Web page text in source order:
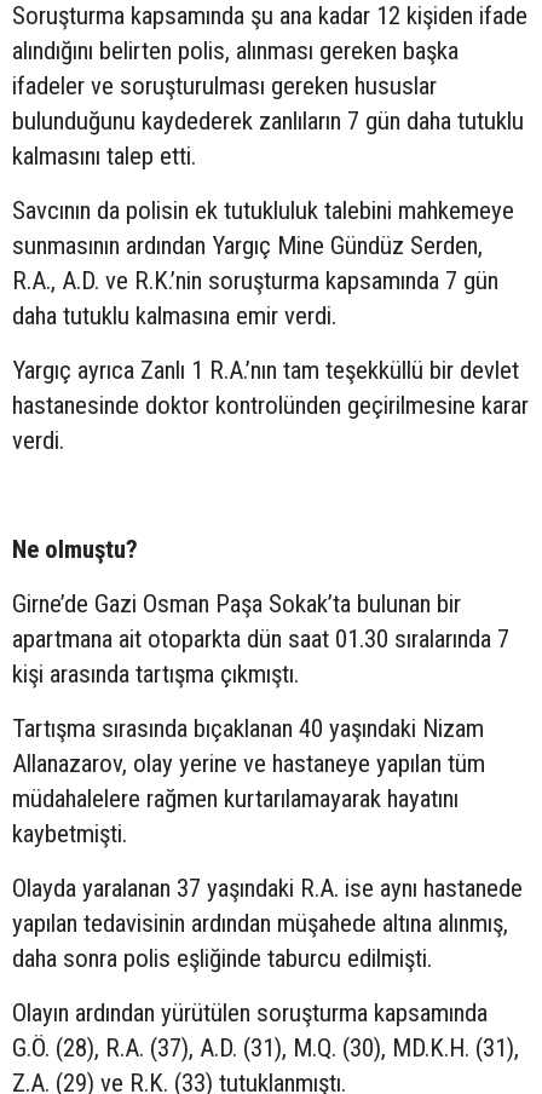
Soruşturma kapsamında şu ana kadar 12 kişiden ifade
alındığını belirten polis, alınması gereken başka
ifadeler ve soruşturulması gereken hususlar
bulunduğunu kaydederek zanlıların 7 gün daha tutuklu
kalmasını talep etti.
Savcının da polisin ek tutukluluk talebini mahkemeye
sunmasının ardından Yargıç Mine Gündüz Serden,
R.A., A.D. ve R.K.’nin soruşturma kapsamında 7 gün
daha tutuklu kalmasına emir verdi.
Yargıç ayrıca Zanlı 1 R.A.’nın tam teşekküllü bir devlet
hastanesinde doktor kontrolünden geçirilmesine karar
verdi.
Ne olmuştu?
Girne’de Gazi Osman Paşa Sokak’ta bulunan bir
apartmana ait otoparkta dün saat 01.30 sıralarında 7
kişi arasında tartışma çıkmıştı.
Tartışma sırasında bıçaklanan 40 yaşındaki Nizam
Allanazarov, olay yerine ve hastaneye yapılan tüm
müdahalelere rağmen kurtarılamayarak hayatını
kaybetmişti.
Olayda yaralanan 37 yaşındaki R.A. ise aynı hastanede
yapılan tedavisinin ardından müşahede altına alınmış,
daha sonra polis eşliğinde taburcu edilmişti.
Olayın ardından yürütülen soruşturma kapsamında
G.Ö. (28), R.A. (37), A.D. (31), M.Q. (30), MD.K.H. (31),
Z.A. (29) ve R.K. (33) tutuklanmıştı.